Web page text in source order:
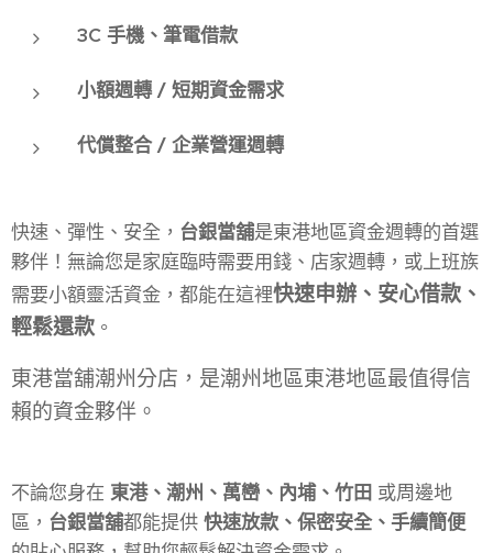
3C 手機、筆電借款
小額週轉 / 短期資金需求
代償整合 / 企業營運週轉
快速、彈性、安全， 台銀當舖是東港地區資金週轉的首選
夥伴！無論您是家庭臨時需要用錢、店家週轉，或上班族
需要小額靈活資金，都能在這裡快速申辦、安心借款、
輕鬆還款 。
東港當舖潮州分店，是潮州地區東港地區最值得信
賴的資金夥伴。
不論您身在 東港、潮州、萬巒、內埔、竹田 或周邊地
區， 台銀當舖都能提供 快速放款、保密安全、手續簡便